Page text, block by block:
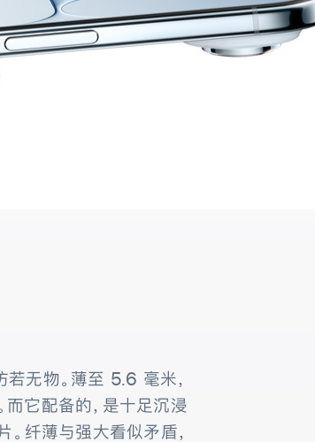
若无物。薄至 5.6 毫米，
它配备的，是十足沉浸
纤薄与强大看似矛盾，